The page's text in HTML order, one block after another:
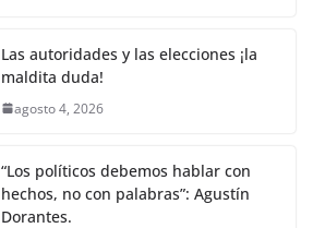
s
A
p
y
Li
k
gr e
Las autoridades y las elecciones ¡la
maldita duda!
agosto 4, 2026
“Los políticos debemos hablar con
hechos, no con palabras”: Agustín
Dorantes.